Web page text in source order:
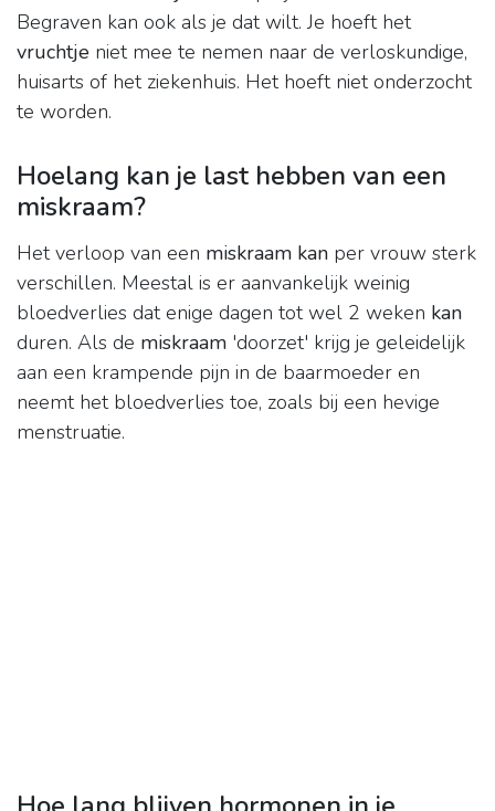
Begraven kan ook als je dat wilt. Je hoeft het
vruchtje niet mee te nemen naar de verloskundige,
huisarts of het ziekenhuis. Het hoeft niet onderzocht
te worden.
Hoelang kan je last hebben van een
miskraam?
Het verloop van een miskraam kan per vrouw sterk
verschillen. Meestal is er aanvankelijk weinig
bloedverlies dat enige dagen tot wel 2 weken kan
duren. Als de miskraam 'doorzet' krijg je geleidelijk
aan een krampende pijn in de baarmoeder en
neemt het bloedverlies toe, zoals bij een hevige
menstruatie.